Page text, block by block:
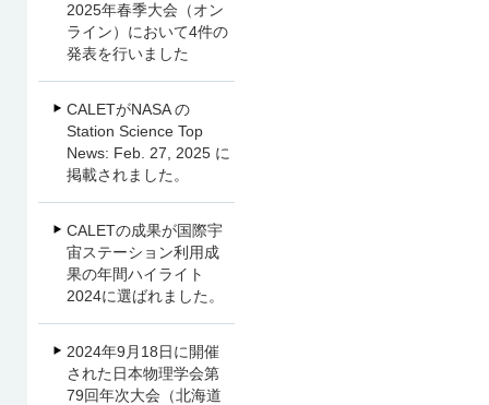
2025年春季大会（オン
ライン）において4件の
発表を行いました
CALETがNASA の
Station Science Top
News: Feb. 27, 2025 に
掲載されました。
CALETの成果が国際宇
宙ステーション利用成
果の年間ハイライト
2024に選ばれました。
2024年9月18日に開催
された日本物理学会第
79回年次大会（北海道